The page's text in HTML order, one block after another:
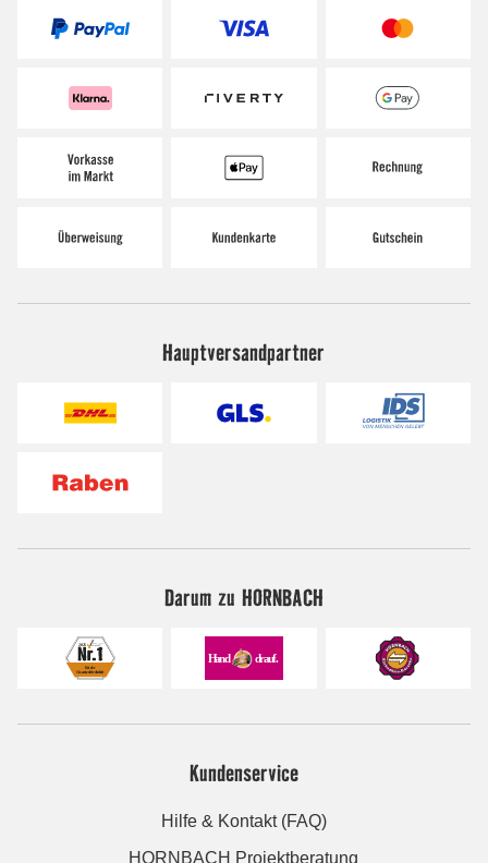
Hauptversandpartner
Darum zu HORNBACH
Kundenservice
Hilfe & Kontakt (FAQ)
HORNBACH Projektberatung